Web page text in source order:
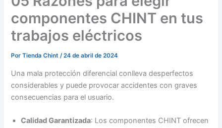
componentes CHINT en tus
trabajos eléctricos
PorTienda Chint/24 de abril de 2024
Una mala protección diferencial conlleva desperfectos
considerables y puede provocar accidentes con graves
consecuencias para el usuario.
Calidad Garantizada: Los componentes CHINT ofrecen